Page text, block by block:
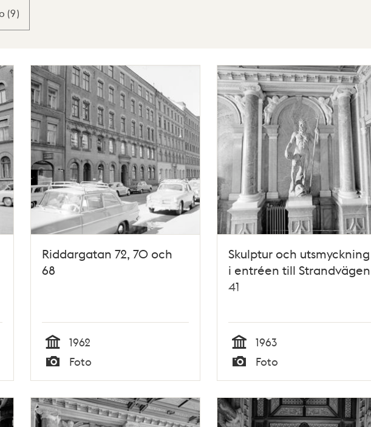
(9)
Riddargatan 72, 70 och
68
Tid
1962
Typ
Foto
Skulptur och utsmyckning
i entréen till Strandvägen
41
Tid
1963
Typ
Foto